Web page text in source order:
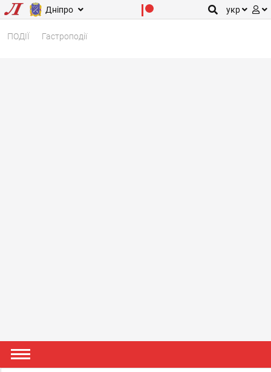
Дніпро укр
ПОДІЇ Гастроподії